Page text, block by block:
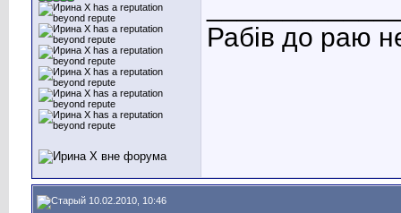
Рабів до раю
10.02.2010, 10:46